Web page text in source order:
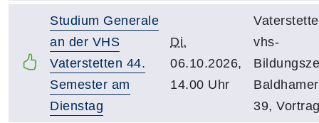
Studium Generale
an der VHS
Vaterstetten 44.
Semester am
Dienstag
Di.
06.10.2026,
14.00 Uhr
vhs-
39,